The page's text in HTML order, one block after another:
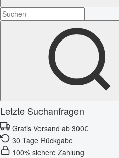
Letzte Suchanfragen
Gratis Versand ab 300€
30 Tage Rückgabe
100% sichere Zahlung